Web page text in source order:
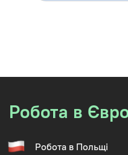
Робота в
Робота в Польщі